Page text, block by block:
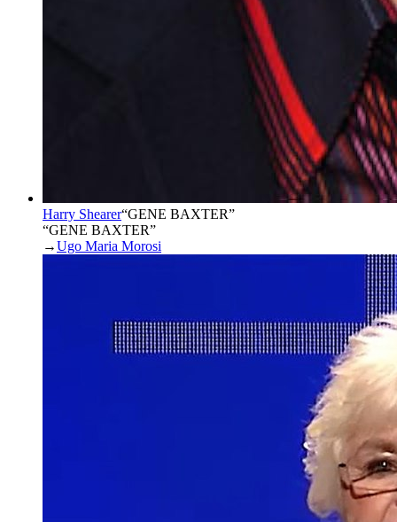
Harry Shearer“GENE BAXTER”
“GENE BAXTER”
→Ugo Maria Morosi